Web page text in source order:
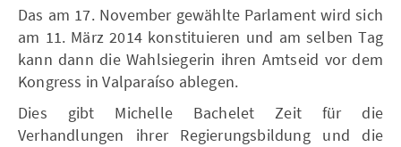
Das am 17. November gewählte Parlament wird sich
am 11. März 2014 konstituieren und am selben Tag
kann dann die Wahlsiegerin ihren Amtseid vor dem
Kongress in Valparaíso ablegen.
Dies gibt Michelle Bachelet Zeit für die
Verhandlungen ihrer Regierungsbildung und die